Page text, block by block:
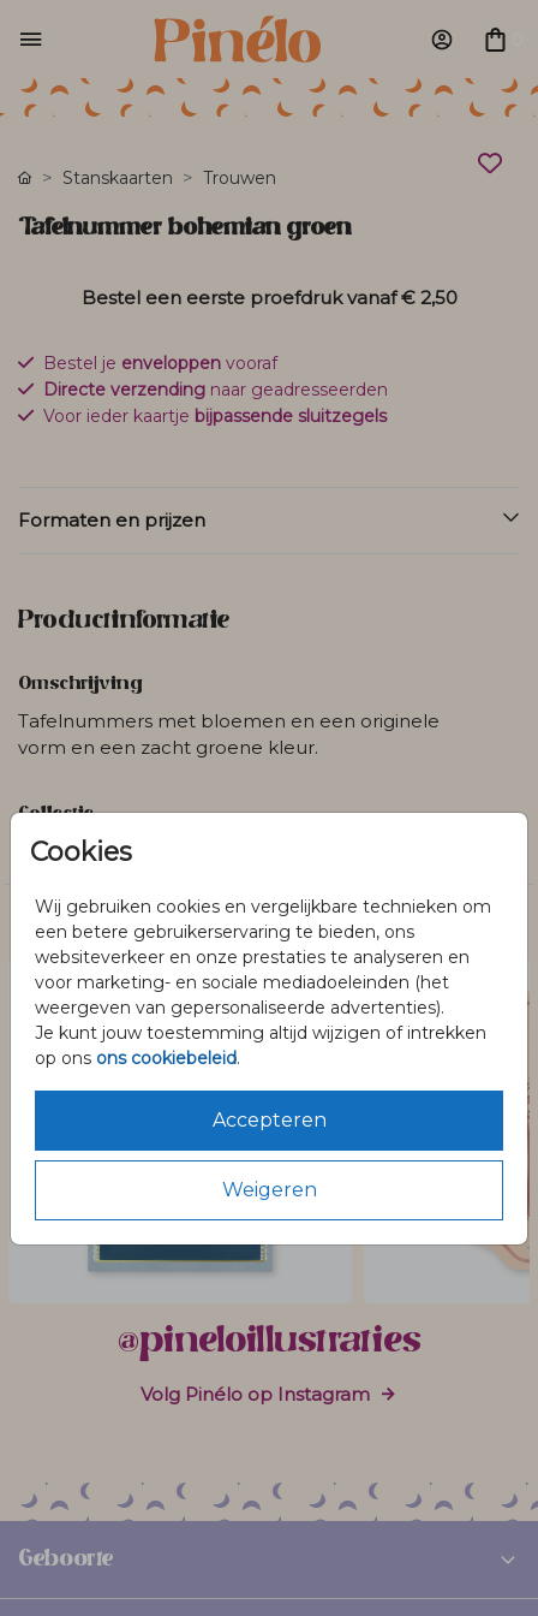
Cookies
Wij gebruiken cookies en vergelijkbare technieken om
een betere gebruikerservaring te bieden, ons
websiteverkeer en onze prestaties te analyseren en
voor marketing- en sociale mediadoeleinden (het
weergeven van gepersonaliseerde advertenties).
Je kunt jouw toestemming altijd wijzigen of intrekken
op ons ons cookiebeleid.
Accepteren
Weigeren
Stanskaarten Trouwen
Tafelnummer bohemian groen
Bestel een eerste proefdruk vanaf€ 2,50
Bestel je enveloppen vooraf
Directe verzending naar geadresseerden
Voor ieder kaartje bijpassende sluitzegels
Formaten en prijzen
Productinformatie
Omschrijving
Tafelnummers met bloemen en een originele
vorm en een zacht groene kleur.
Collectie
Trouwen
Dit vind je misschien ook leuk
@pineloillustraties
Volg Pinélo op Instagram
Geboorte